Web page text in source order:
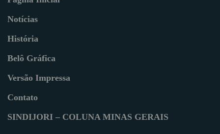
Notícias
História
Belô Gráfica
Versão Impressa
Contato
SINDIJORI – COLUNA MINAS GERAIS